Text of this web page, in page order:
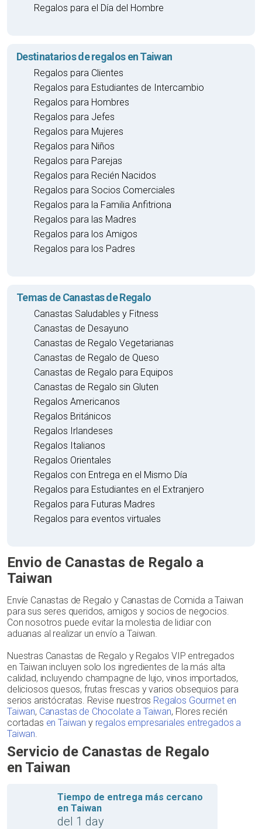
Regalos para el Día del Hombre
Destinatarios de regalos en Taiwan
Regalos para Clientes
Regalos para Estudiantes de Intercambio
Regalos para Hombres
Regalos para Jefes
Regalos para Mujeres
Regalos para Niños
Regalos para Parejas
Regalos para Recién Nacidos
Regalos para Socios Comerciales
Regalos para la Familia Anfitriona
Regalos para las Madres
Regalos para los Amigos
Regalos para los Padres
Temas de Canastas de Regalo
Canastas Saludables y Fitness
Canastas de Desayuno
Canastas de Regalo Vegetarianas
Canastas de Regalo de Queso
Canastas de Regalo para Equipos
Canastas de Regalo sin Gluten
Regalos Americanos
Regalos Británicos
Regalos Irlandeses
Regalos Italianos
Regalos Orientales
Regalos con Entrega en el Mismo Día
Regalos para Estudiantes en el Extranjero
Regalos para Futuras Madres
Regalos para eventos virtuales
Envio de Canastas de Regalo a
Taiwan
Envíe Canastas de Regalo y Canastas de Comida a Taiwan
para sus seres queridos, amigos y socios de negocios.
Con nosotros puede evitar la molestia de lidiar con
aduanas al realizar un envío a Taiwan.
Nuestras Canastas de Regalo y Regalos VIP entregados
en Taiwan incluyen solo los ingredientes de la más alta
calidad, incluyendo champagne de lujo, vinos importados,
deliciosos quesos, frutas frescas y varios obsequios para
serios aristócratas. Revise nuestros Regalos Gourmet en
Taiwan, Canastas de Chocolate a Taiwan, Flores recién
cortadas en Taiwan y regalos empresariales entregados a
Taiwan.
Servicio de Canastas de Regalo
en Taiwan
Tiempo de entrega más cercano
en Taiwan
del 1 day